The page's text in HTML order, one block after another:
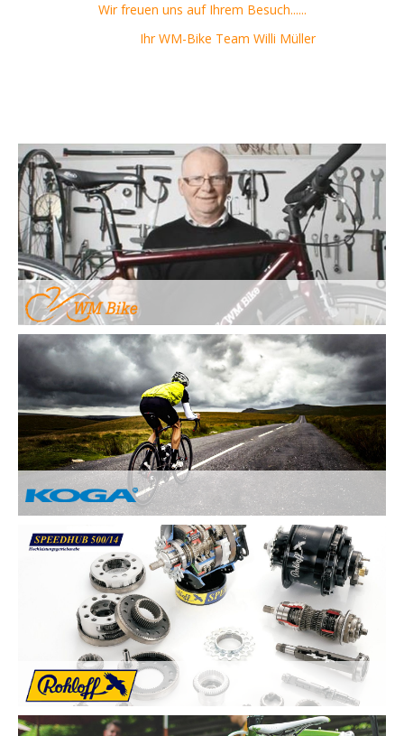
Wir freuen uns auf Ihrem Besuch......
Ihr WM-Bike Team Willi Müller
Nach Ihren Vorstellungen fertigen wir individuelle und
einzigartige Räder und sind erst zufrieden, wenn Sie zufrieden
sind. Deswegen legen wir besonderen Wert auf:
Kundenzufriedenheit durch Individuelle
Kundenberatung
Sicherheit und Fahrkomfort durch hochwertige
Komponenten
...
Von Hand gebaute Perfektion.
Alle KOGA Fahrräder werden von Hand in Holland gefertigt
und bestechen durch tolles Design. KOGA bietet eine breite
Auswahl an qualitativ Hochwertigen Elektrorädern, City-Bikes,
Trekking- und Reiserädern, Mountainbikes und Rennrädern.
Die Rohloff SPEEDHUB 500/14 wurde für Profis und